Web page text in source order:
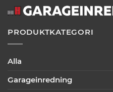
PRODUKTKATEGORI
Alla
Garageinredning